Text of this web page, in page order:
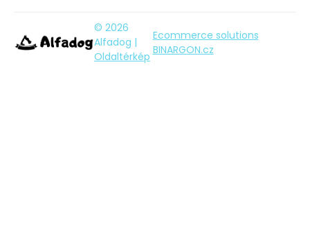
© 2026
Alfadog |
Oldaltérkép
Ecommerce solutions
BINARGON.cz